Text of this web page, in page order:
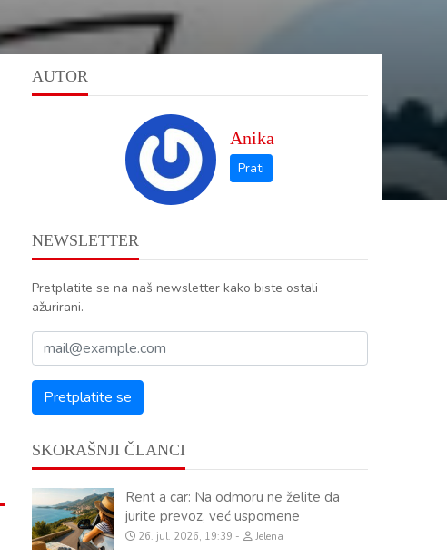
AUTOR
Anika
NEWSLETTER
Pretplatite se na naš newsletter kako biste ostali
ažurirani.
SKORAŠNJI ČLANCI
Rent a car: Na odmoru ne želite da
jurite prevoz, već uspomene
26. jul. 2026, 19:39 Jelena